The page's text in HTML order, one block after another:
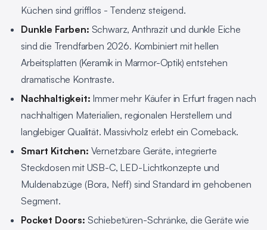
Küchen sind grifflos - Tendenz steigend.
Dunkle Farben: Schwarz, Anthrazit und dunkle Eiche
sind die Trendfarben 2026. Kombiniert mit hellen
Arbeitsplatten (Keramik in Marmor-Optik) entstehen
dramatische Kontraste.
Nachhaltigkeit: Immer mehr Käufer in Erfurt fragen nach
nachhaltigen Materialien, regionalen Herstellern und
langlebiger Qualität. Massivholz erlebt ein Comeback.
Smart Kitchen: Vernetzbare Geräte, integrierte
Steckdosen mit USB-C, LED-Lichtkonzepte und
Muldenabzüge (Bora, Neff) sind Standard im gehobenen
Segment.
Pocket Doors: Schiebetüren-Schränke, die Geräte wie